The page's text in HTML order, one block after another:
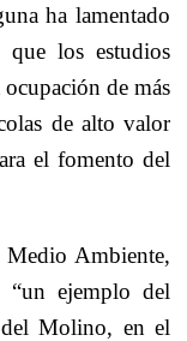
ha lamentado
que los estudios
de más
de alto valor
el fomento del
Ambiente,
“un ejemplo del
del Molino, en el